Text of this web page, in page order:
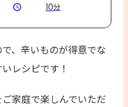
す。花椒や唐辛子の量で自
10分
、辛いものが得意でな
レシピです！
ご家庭で楽しんでいただ